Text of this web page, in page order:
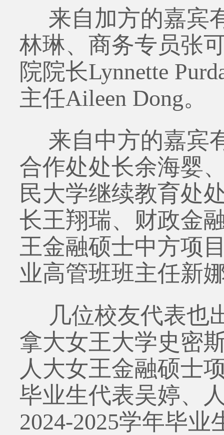
来自加方的嘉宾
林琳、商务专员张
院院长Lynnette
主任Aileen Dong。
来自中方的嘉宾
合作处处长余海婴
民大学继续教育处
长王翔瑞、财政金
王金融硕士中方项
业高管班班主任新
几位校友代表也
拿大女王大学史密
人大女王金融硕士
毕业生代表吴婷、
2024-2025学年毕业